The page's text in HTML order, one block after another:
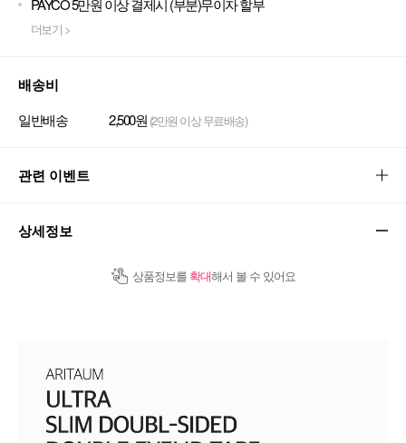
PAYCO 5만원 이상 결제시 (부분)무이자 할부
더보기 >
배송비
일반배송 2,500원 (2만원 이상 무료배송)
관련 이벤트
상세정보
상품정보를 확대해서 볼 수 있어요